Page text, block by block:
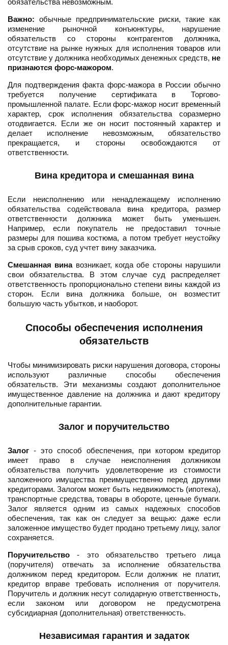
обязательства невозможным.
Важно: обычные предпринимательские риски, такие как
изменение рыночной конъюнктуры, нарушение
обязательств со стороны контрагентов должника,
отсутствие на рынке нужных для исполнения товаров или
отсутствие у должника необходимых денежных средств, не
признаются форс-мажором.
Для подтверждения факта форс-мажора в России обычно
требуется получение сертификата в Торгово-
промышленной палате. Если форс-мажор носит временный
характер, срок исполнения обязательства соразмерно
отодвигается. Если же он носит постоянный характер и
делает исполнение невозможным, обязательство
прекращается, и стороны освобождаются от
ответственности.
Вина кредитора и смешанная вина
Если неисполнению или ненадлежащему исполнению
обязательства содействовала вина кредитора, размер
ответственности должника может быть уменьшен.
Например, если покупатель не предоставил точные
размеры для пошива костюма, а потом требует неустойку
за срыв сроков, суд учтет вину заказчика.
Смешанная винавозникает, когда обе стороны нарушили
свои обязательства. В этом случае суд распределяет
ответственность пропорционально степени вины каждой из
сторон. Если вина должника больше, он возместит
большую часть убытков, и наоборот.
Способы обеспечения исполнения
обязательств
Чтобы минимизировать риски нарушения договора, стороны
используют различные способы обеспечения
обязательств. Эти механизмы создают дополнительное
имущественное давление на должника и дают кредитору
дополнительные гарантии.
Залог и поручительство
Залог - это способ обеспечения, при котором кредитор
имеет право в случае неисполнения должником
обязательства получить удовлетворение из стоимости
заложенного имущества преимущественно перед другими
кредиторами. Залогом может быть недвижимость (ипотека),
транспортные средства, товары в обороте, ценные бумаги.
Залог является одним из самых надежных способов
обеспечения, так как он следует за вещью: даже если
заложенное имущество будет продано третьему лицу, залог
сохраняется.
Поручительство - это обязательство третьего лица
(поручителя) отвечать за исполнение обязательства
должником перед кредитором. Если должник не платит,
кредитор вправе требовать исполнения от поручителя.
Поручитель и должник несут солидарную ответственность,
если законом или договором не предусмотрена
субсидиарная (дополнительная) ответственность.
Независимая гарантия и задаток